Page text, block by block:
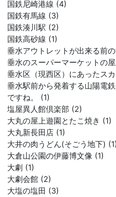
国鉄尼崎港線 (4)
国鉄有馬線 (3)
国鉄湊川駅 (2)
国鉄高砂線 (1)
垂水アウトレットが出来る前
垂水のスーパーマーケットの
垂水区（現西区）にあったス
垂水駅前から発着する山陽電
ですね。 (1)
塩屋異人館倶楽部 (2)
大丸の屋上遊園とたこ焼き (1)
大丸新長田店 (1)
大井の肉うどん(そごう地下) (1)
大倉山公園の伊藤博文像 (1)
大劇 (1)
大劇会館 (2)
大塩の塩田 (3)